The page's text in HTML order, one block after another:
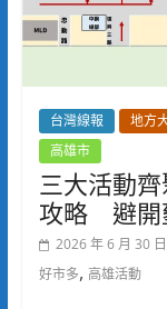
台灣線報 地方
高雄市
三大活動
攻略 避開
2026 年 6 月 30 日
好市多, 高雄活動